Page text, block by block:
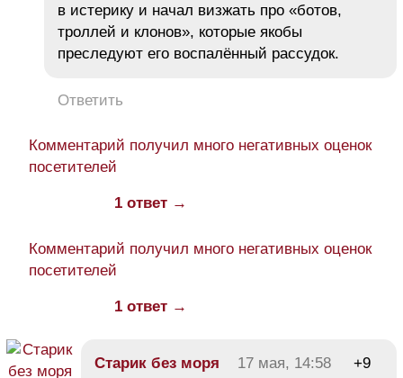
в истерику и начал визжать про «ботов,
троллей и клонов», которые якобы
преследуют его воспалённый рассудок.
Ответить
Комментарий получил много негативных оценок
посетителей
1 ответ →
Комментарий получил много негативных оценок
посетителей
1 ответ →
Старик без моря 17 мая, 14:58 +9